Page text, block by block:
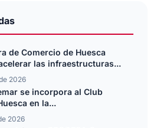
de Comercio de Huesca
las infraestructuras...
2026
se incorpora al Club
en la...
2026